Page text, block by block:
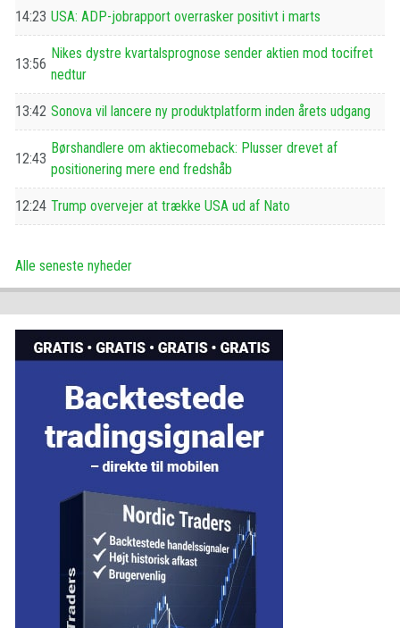
14:23 USA: ADP-jobrapport overrasker positivt i marts
13:56
Nikes dystre kvartalsprognose sender aktien mod tocifret
nedtur
13:42 Sonova vil lancere ny produktplatform inden årets udgang
12:43
Børshandlere om aktiecomeback: Plusser drevet af
positionering mere end fredshåb
12:24 Trump overvejer at trække USA ud af Nato
Alle seneste nyheder